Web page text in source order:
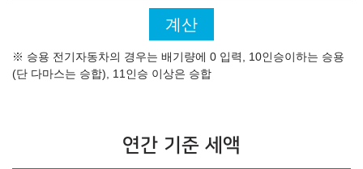
계산
※ 승용 전기자동차의 경우는 배기량에 0 입력, 10인승이하는 승용
(단 다마스는 승합), 11인승 이상은 승합
연간 기준 세액